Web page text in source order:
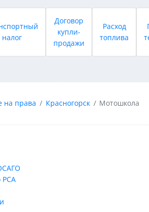
налог
Договор
купли-
продажи
Расход
топлива
на права Красногорск Мотошкола
РСА